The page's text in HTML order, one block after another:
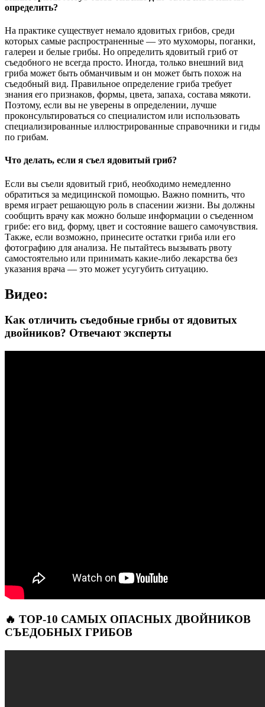
определить?
На практике существует немало ядовитых грибов, среди
которых самые распространенные — это мухоморы, поганки,
галереи и белые грибы. Но определить ядовитый гриб от
съедобного не всегда просто. Иногда, только внешний вид
гриба может быть обманчивым и он может быть похож на
съедобный вид. Правильное определение гриба требует
знания его признаков, формы, цвета, запаха, состава мякоти.
Поэтому, если вы не уверены в определении, лучше
проконсультироваться со специалистом или использовать
специализированные иллюстрированные справочники и гиды
по грибам.
Что делать, если я съел ядовитый гриб?
Если вы съели ядовитый гриб, необходимо немедленно
обратиться за медицинской помощью. Важно помнить, что
время играет решающую роль в спасении жизни. Вы должны
сообщить врачу как можно больше информации о съеденном
грибе: его вид, форму, цвет и состояние вашего самочувствия.
Также, если возможно, принесите остатки гриба или его
фотографию для анализа. Не пытайтесь вызывать рвоту
самостоятельно или принимать какие-либо лекарства без
указания врача — это может усугубить ситуацию.
Видео:
Как отличить съедобные грибы от ядовитых
двойников? Отвечают эксперты
🔥 TOP-10 САМЫХ ОПАСНЫХ ДВОЙНИКОВ
СЪЕДОБНЫХ ГРИБОВ